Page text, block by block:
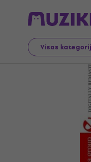
Visas
LP ieraksti un